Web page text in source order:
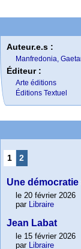
Auteur.e.s :
Manfredonia,
Éditeur :
Arte éditions
Éditions Textuel
1 2
Une
le 20 février 2026
par
Libraire
Jean Labat
le 15 février 2026
par
Libraire